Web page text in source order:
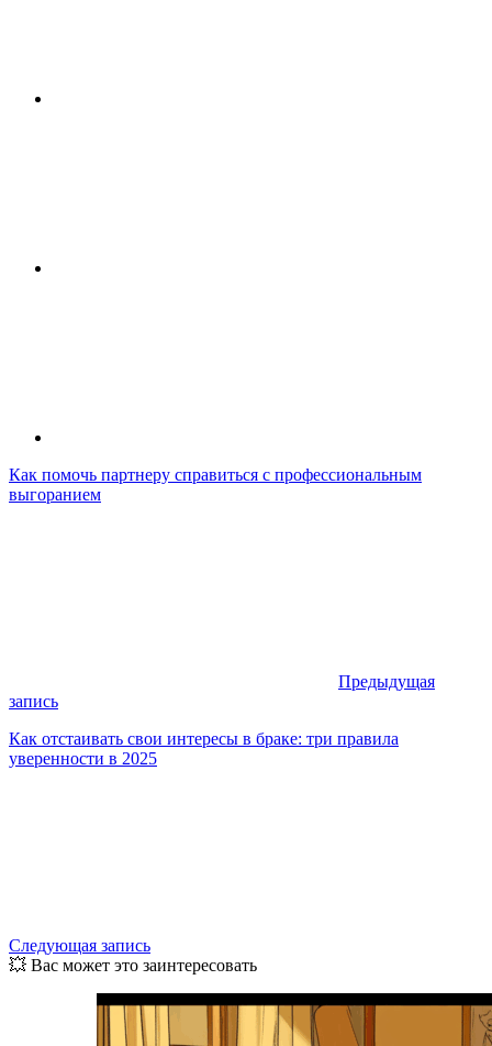
Как помочь партнеру справиться с профессиональным
выгоранием
Предыдущая
запись
Как отстаивать свои интересы в браке: три правила
уверенности в 2025
Следующая запись
💥 Вас может это заинтересовать